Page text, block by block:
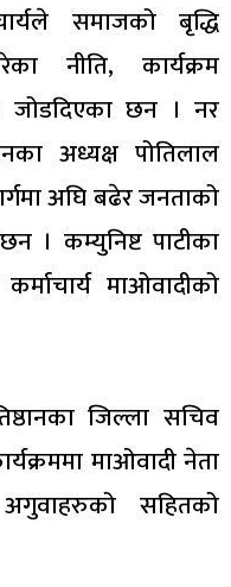
समाजको बृद्धि
नीति, कार्यक्रम
जोडदिएका छन । नर
अध्यक्ष पोतिलाल
अघि बढेर जनताको
। कम्युनिष्ट पाटीका
माओवादीको
जिल्ला सचिव
माओवादी नेता
सहितको